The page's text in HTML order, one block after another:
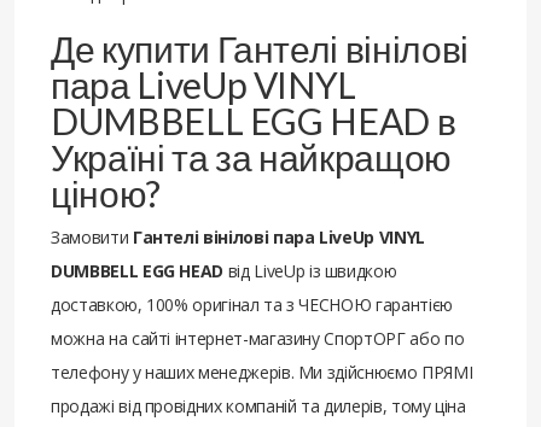
Де купити Гантелі вінілові
пара LiveUp VINYL
DUMBBELL EGG HEAD в
Україні та за найкращою
ціною?
Замовити Гантелі вінілові пара LiveUp VINYL
DUMBBELL EGG HEAD від LiveUp із швидкою
доставкою, 100% оригінал та з ЧЕСНОЮ гарантією
можна на сайті інтернет-магазину СпортОРГ або по
телефону у наших менеджерів. Ми здійснюємо ПРЯМІ
продажі від провідних компаній та дилерів, тому ціна